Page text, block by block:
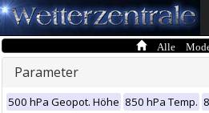
Alle
Parameter
500 hPa Geopot. Höhe 850 hPa Temp.